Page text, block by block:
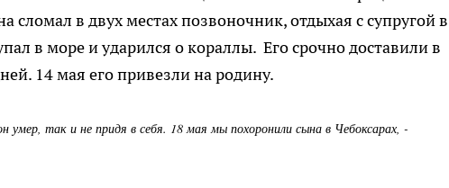
в двух местах позвоночник, отдыхая с супругой в
в море и ударился о кораллы. Его срочно доставили в
14 мая его привезли на родину.
умер, так и не придя в себя. 18 мая мы похоронили сына в Чебоксарах, -